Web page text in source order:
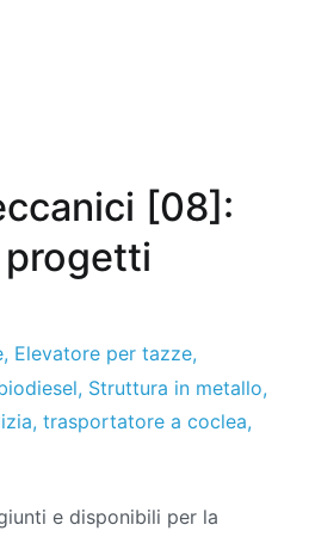
[08]:
progetti
, Elevatore per tazze,
, Struttura in metallo,
, trasportatore a coclea,
e disponibili per la